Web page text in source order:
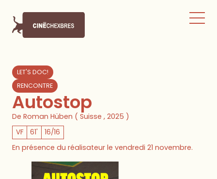
LET'S DOC!
RENCONTRE
Autostop
De Roman Hüben ( Suisse , 2025 )
VF 61' 16/16
En présence du réalisateur le vendredi 21 novembre.